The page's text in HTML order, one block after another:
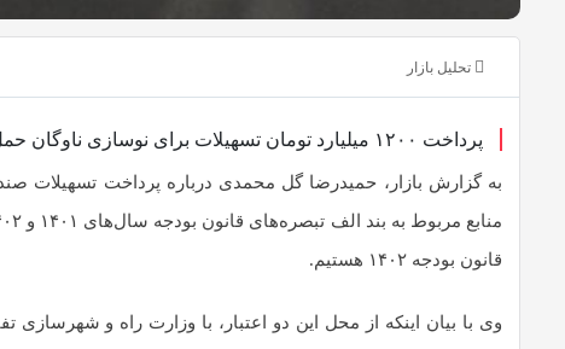
تحلیل بازار
پرداخت ۱۲۰۰ میلیارد تومان تسهیلات برای نوسازی ناوگان حمل ونقل جاده‌‍‌ای
به گزارش بازار، حمیدرضا گل محمدی درباره پرداخت تسهیلات
قانون بودجه ۱۴۰۲ هستیم.
وی با بیان اینکه از محل این دو اعتبار، با وزارت راه و